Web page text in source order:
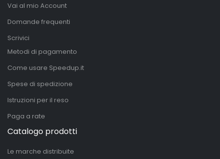
Vai al mio Account
Domande frequenti
Scrivici
Metodi di pagamento
Come usare Speedup.it
Spese di spedizione
Istruzioni per il reso
Paga a rate
Catalogo prodotti
Le marche distribuite